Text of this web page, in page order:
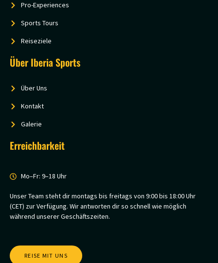
Pro-Experiences
Sports Tours
Reiseziele
Über Iberia Sports
Über Uns
Kontakt
Galerie
Erreichbarkeit
Mo–Fr: 9–18 Uhr
Unser Team steht dir montags bis freitags von 9:00 bis 18:00 Uhr
(CET) zur Verfügung. Wir antworten dir so schnell wie möglich
während unserer Geschäftszeiten.
REISE MIT UNS